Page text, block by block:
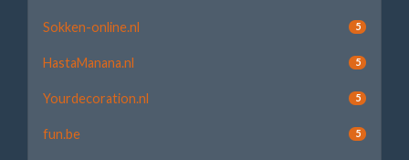
Sokken-online.nl 5
HastaManana.nl 5
Yourdecoration.nl 5
fun.be 5